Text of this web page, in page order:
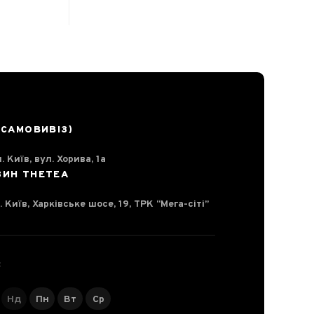
Київ, вул. Хорива, 1а
THETEA
Київ, Харківське шосе, 19, ТРК “Мега-сіті”
Нд Пн Вт Ср